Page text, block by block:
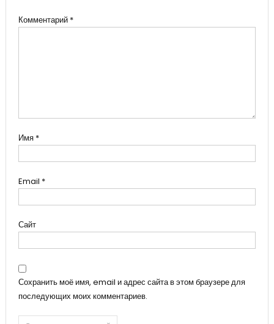
Комментарий *
Имя *
Email *
Сайт
Сохранить моё имя, email и адрес сайта в этом браузере для
последующих моих комментариев.